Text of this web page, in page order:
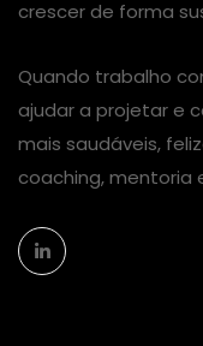
crescer de forma
Quando trabalho
ajudar a projetar e
mais saudáveis,
coaching, mentoria